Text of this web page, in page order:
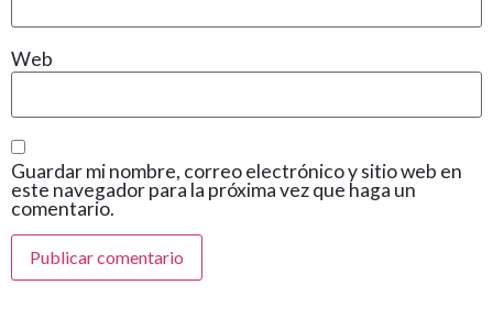
Web
Guardar mi nombre, correo electrónico y sitio web en
este navegador para la próxima vez que haga un
comentario.